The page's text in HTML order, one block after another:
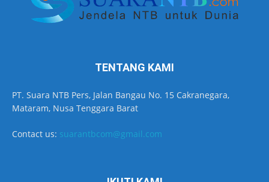
TENTANG KAMI
PT. Suara NTB Pers, Jalan Bangau No. 15 Cakranegara,
Mataram, Nusa Tenggara Barat
Contact us: suarantbcom@gmail.com